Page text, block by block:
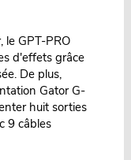
le GPT-PRO
d'effets grâce
De plus,
Gator G-
huit sorties
9 câbles